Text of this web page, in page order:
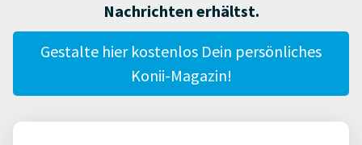
Nachrichten erhältst.
Gestalte hier kostenlos Dein persönliches
Konii-Magazin!